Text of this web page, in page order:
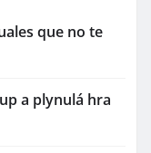
que no te
a plynulá hra